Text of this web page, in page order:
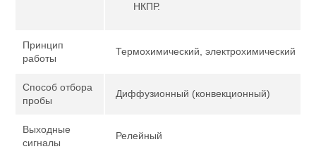
НКПР.
Принцип
работы
Термохимический, электрохимический
Способ отбора
пробы
Диффузионный (конвекционный)
Выходные
сигналы
Релейный